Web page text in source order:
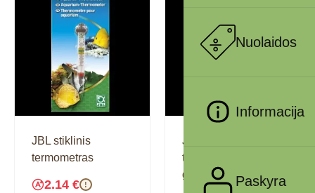
Nuolaidos
Informacija
Paskyra
JBL stiklinis
termometras
2.14 € !
JBL stiklinis
termometras,
geltonas